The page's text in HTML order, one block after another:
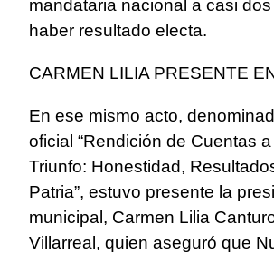
mandataria nacional a casi
haber resultado electa.
CARMEN LILIA PRESENTE
En ese mismo acto,
oficial “Rendición de Cuentas a
Triunfo: Honestidad,
Patria”, estuvo presente la
municipal, Carmen Lilia
Villarreal, quien aseguró que